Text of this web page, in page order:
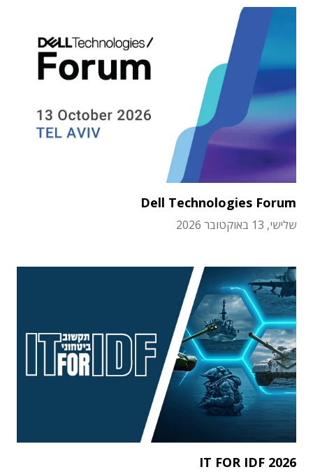
Dell Technologies Forum
שלישי, 13 באוקטובר 2026
IT FOR IDF 2026